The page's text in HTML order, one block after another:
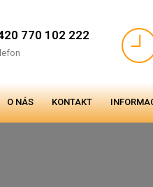
770 102 222
O NÁS KONTAKT